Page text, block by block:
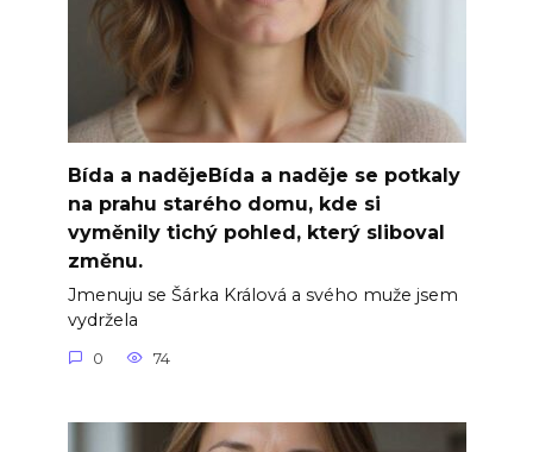
Bída a nadějeBída a naděje se potkaly
na prahu starého domu, kde si
vyměnily tichý pohled, který sliboval
změnu.
Jmenuju se Šárka Králová a svého muže jsem
vydržela
0 74